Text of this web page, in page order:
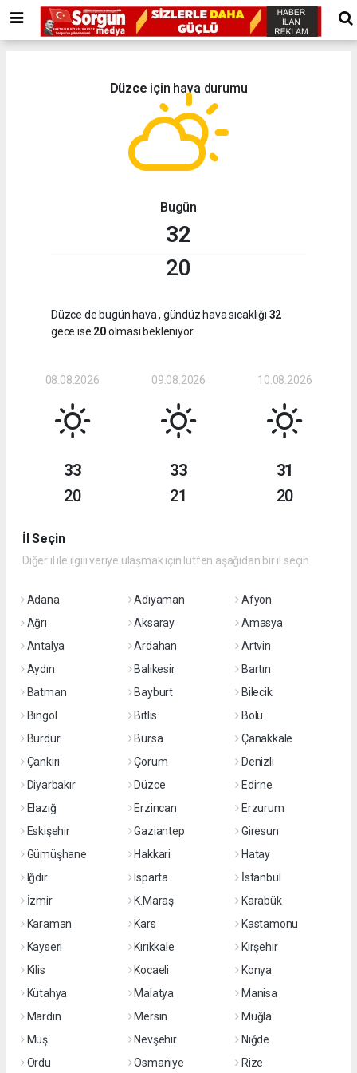
Düzce için hava durumu
Bugün
32
20
Düzce de bugün hava, gündüz hava sıcaklığı 32
gece ise 20olması bekleniyor.
08.08.2026
33
20
09.08.2026
33
21
10.08.2026
31
20
İl Seçin
Diğer il ile ilgili veriye ulaşmak için lütfen aşağıdan bir il seçin
Adana Adıyaman
Afyon
Ağrı
Aksaray
Amasya
Antalya
Ardahan
Artvin
Aydın
Balıkesir
Bartın
Batman
Bayburt
Bilecik
Bingöl
Bitlis
Bolu
Burdur
Bursa
Çanakkale
Çankırı
Çorum
Denizli
Diyarbakır
Düzce
Edirne
Elazığ
Erzincan
Erzurum
Eskişehir
Gaziantep
Giresun
Gümüşhane
Hakkari
Hatay
Iğdır
Isparta
İstanbul
İzmir
K.Maraş
Karabük
Karaman
Kars
Kastamonu
Kayseri
Kırıkkale
Kırşehir
Kilis
Kocaeli
Konya
Kütahya
Malatya
Manisa
Mardin
Mersin
Muğla
Muş
Nevşehir
Niğde
Ordu
Osmaniye Rize